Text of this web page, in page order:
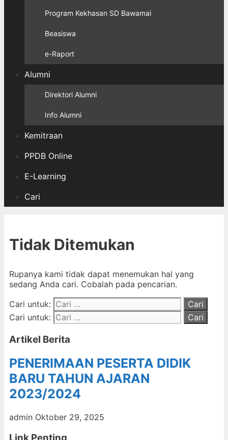
Program Kekhasan SD Bawamai
Beasiswa
e-Raport
Alumni
Direktori Alumni
Info Alumni
Kemitraan
PPDB Online
E-Learning
Cari
Tidak Ditemukan
Rupanya kami tidak dapat menemukan hal yang
sedang Anda cari. Cobalah pada pencarian.
Cari untuk:
Cari untuk:
Artikel Berita
PENERIMAAN PESERTA DIDIK
BARU TAHUN AJARAN
2023/2024
admin Oktober 29, 2025